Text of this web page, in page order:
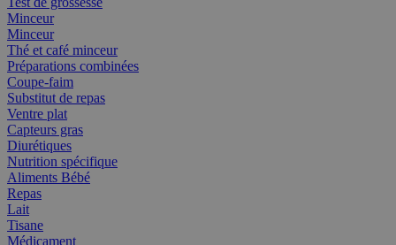
Minceur
Minceur
Thé et café minceur
Préparations combinées
Coupe-faim
Substitut de repas
Ventre plat
Capteurs gras
Diurétiques
Nutrition spécifique
Aliments Bébé
Repas
Lait
Tisane
Médicament